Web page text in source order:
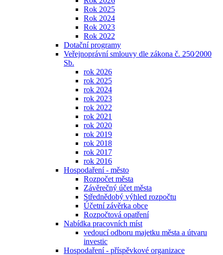
Rok 2025
Rok 2024
Rok 2023
Rok 2022
Dotační programy
Veřejnoprávní smlouvy dle zákona č. 250⁄2000
Sb.
rok 2026
rok 2025
rok 2024
rok 2023
rok 2022
rok 2021
rok 2020
rok 2019
rok 2018
rok 2017
rok 2016
Hospodaření - město
Rozpočet města
Závěrečný účet města
Střednědobý výhled rozpočtu
Účetní závěrka obce
Rozpočtová opatření
Nabídka pracovních míst
vedoucí odboru majetku města a útvaru
investic
Hospodaření - příspěvkové organizace